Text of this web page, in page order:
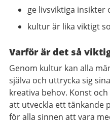
ge livsviktiga insikter
kultur är lika viktigt
Varför är det så
Genom kultur kan alla
själva och uttrycka sig
kreativa behov. Konst
att utveckla ett tänkande
för alla sinnen att vara